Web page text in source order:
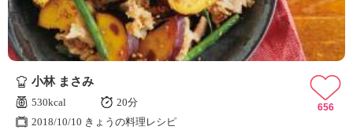
小林 まさみ
530kcal
20分
2018/10/10 きょうの料理レシピ
656